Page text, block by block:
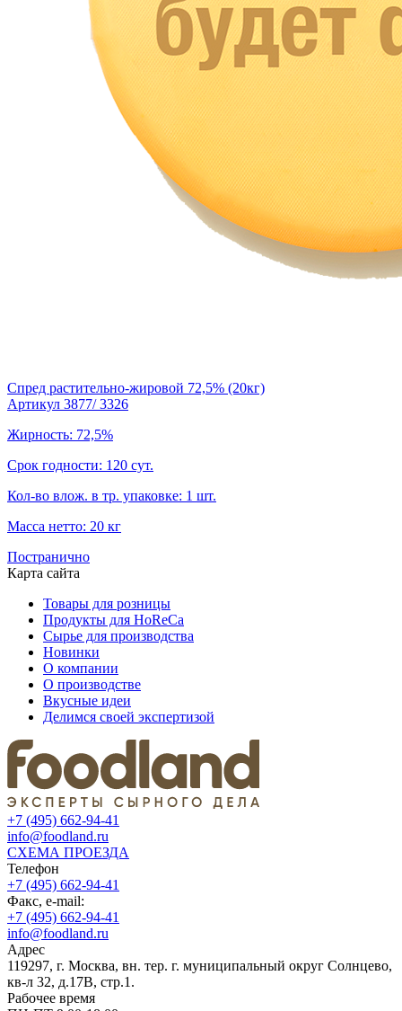
Спред растительно-жировой 72,5% (20кг)
Артикул 3877/ 3326
Жирность: 72,5%
Срок годности: 120 сут.
Кол-во влож. в тр. упаковке: 1 шт.
Масса нетто: 20 кг
Постранично
Карта сайта
Товары для розницы
Продукты для HoReCa
Сырье для производства
Новинки
О компании
О производстве
Вкусные идеи
Делимся своей экспертизой
+7 (495) 662-94-41
info@foodland.ru
СХЕМА ПРОЕЗДА
Телефон
+7 (495) 662-94-41
Факс, e-mail:
+7 (495) 662-94-41
info@foodland.ru
Адрес
119297, г. Москва, вн. тер. г. муниципальный округ Солнцево,
кв-л 32, д.17В, стр.1.
Рабочее время